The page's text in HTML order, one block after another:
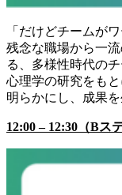
「だけどチームが
残念な職場から一
る、多様性時代の
心理学の研究をも
明らかにし、成果
12:00 – 12:30（Bス